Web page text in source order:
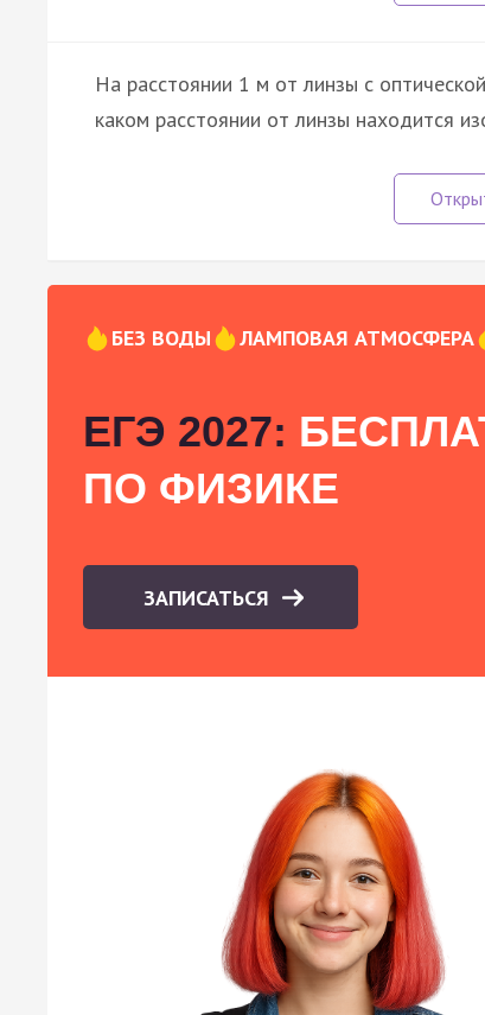
На расстоянии 1 м от линзы с
каком расстоянии от линзы находится
БЕЗ ВОДЫ ЛАМПОВАЯ АТМОСФЕРА
ЕГЭ 2027:
ПО ФИЗИКЕ
ЗАПИСАТЬСЯ